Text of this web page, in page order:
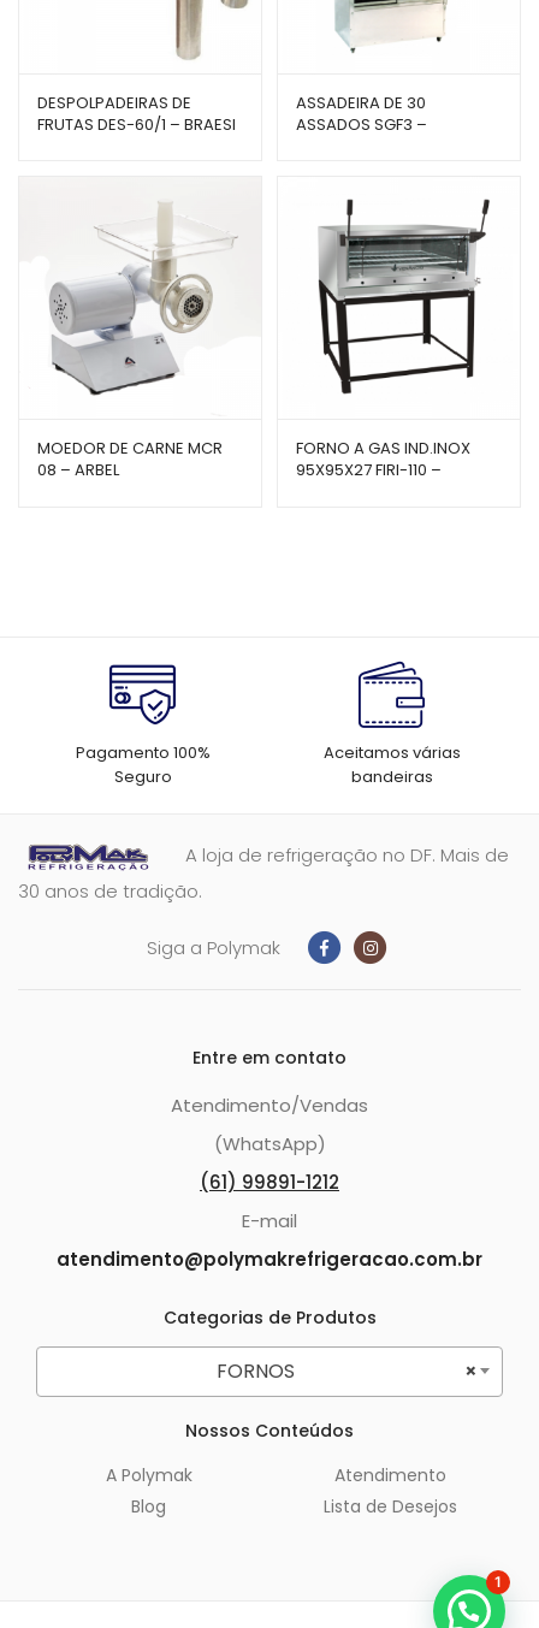
DESPOLPADEIRAS DE
FRUTAS DES-60/1 – BRAESI
ASSADEIRA DE 30
ASSADOS SGF3 –
MOEDOR DE CARNE MCR
08 – ARBEL
FORNO A GAS IND.INOX
95X95X27 FIRI-110 –
Pagamento 100%
Seguro
Aceitamos várias
bandeiras
A loja de refrigeração no DF. Mais de
30 anos de tradição.
Siga a Polymak
Entre em contato
Atendimento/Vendas
(WhatsApp)
(61) 99891-1212
E-mail
atendimento@polymakrefrigeracao.com.br
Categorias de Produtos
×
FORNOS
Nossos Conteúdos
A Polymak
Blog
Atendimento
Lista de Desejos
1